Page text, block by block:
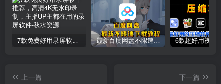
7款免费好用录屏软件推荐，高清4K无水印录制，主播UP主都在用的录屏软件 最新百度网盘不限速下载教程
上一篇
下一篇